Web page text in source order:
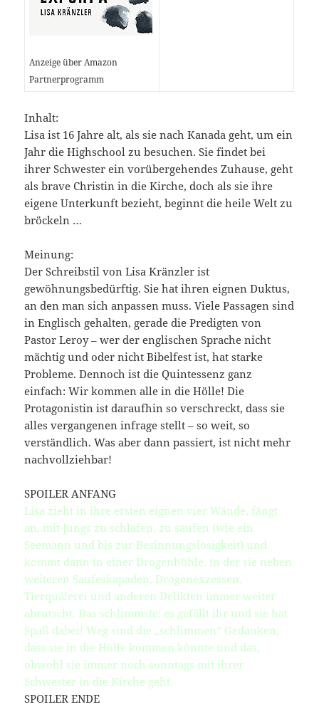
Anzeige über Amazon
Partnerprogramm
Inhalt:
Lisa ist 16 Jahre alt, als sie nach Kanada geht, um ein
Jahr die Highschool zu besuchen. Sie findet bei
ihrer Schwester ein vorübergehendes Zuhause, geht
als brave Christin in die Kirche, doch als sie ihre
eigene Unterkunft bezieht, beginnt die heile Welt zu
bröckeln …
Meinung:
Der Schreibstil von Lisa Kränzler ist
gewöhnungsbedürftig. Sie hat ihren eignen Duktus,
an den man sich anpassen muss. Viele Passagen sind
in Englisch gehalten, gerade die Predigten von
Pastor Leroy – wer der englischen Sprache nicht
mächtig und oder nicht Bibelfest ist, hat starke
Probleme. Dennoch ist die Quintessenz ganz
einfach: Wir kommen alle in die Hölle! Die
Protagonistin ist daraufhin so verschreckt, dass sie
alles vergangenen infrage stellt – so weit, so
verständlich. Was aber dann passiert, ist nicht mehr
nachvollziehbar!
SPOILER ANFANG
Lisa zieht in ihre ersten eignen vier Wände, fängt
an, mit Jungs zu schlafen, zu saufen (wie ein
Seemann und bis zur Besinnungslosigkeit) und
kommt dann in einer Drogenhöhle, in der sie neben
weiteren Saufeskapaden, Drogenexzessen,
Tierquälerei und anderen Delikten immer weiter
abrutscht. Das schlimmste: es gefällt ihr und sie hat
Spaß dabei! Weg sind die „schlimmen“ Gedanken,
dass sie in die Hölle kommen könnte und das,
obwohl sie immer noch sonntags mit ihrer
Schwester in die Kirche geht.
SPOILER ENDE